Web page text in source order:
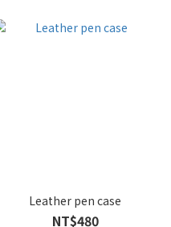
Leather pen case
NT$480